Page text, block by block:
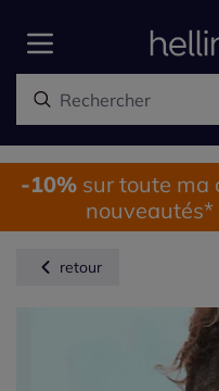
-10%sur toute ma
nouveautés*
retour